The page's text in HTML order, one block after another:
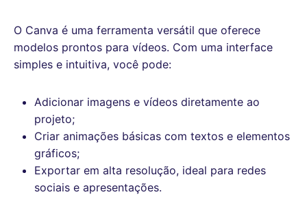
O Canva é uma ferramenta versátil que oferece
modelos prontos para vídeos. Com uma interface
simples e intuitiva, você pode:
Adicionar imagens e vídeos diretamente ao
projeto;
Criar animações básicas com textos e elementos
gráficos;
Exportar em alta resolução, ideal para redes
sociais e apresentações.